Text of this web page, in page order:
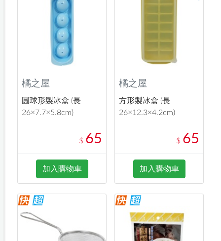
橘之屋
圓球形製冰盒 (長
26×7.7×5.8cm)
$ 65
加入購物車
橘之屋
方形製冰盒 (長
26×12.3×4.2cm)
$ 65
加入購物車